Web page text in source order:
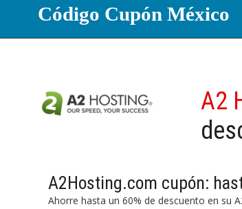
Código Cupón México
A2
A2Hosting.com cupón:
Ahorre hasta un 60% de descuento en su